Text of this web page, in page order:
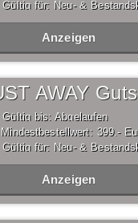
Gültig für: Neu- &
Anzeigen
AWAY
Gültig bis: Abgelaufen
Mindestbestellwert: 399,-
Gültig für: Neu- &
Anzeigen